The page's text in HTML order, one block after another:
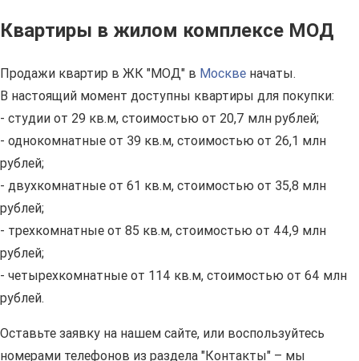
Квартиры в жилом комплексе МОД
Продажи квартир в ЖК "МОД" в Москве начаты.
В настоящий момент доступны квартиры для покупки:
- студии от 29 кв.м, стоимостью от 20,7 млн рублей;
- однокомнатные от 39 кв.м, стоимостью от 26,1 млн
рублей;
- двухкомнатные от 61 кв.м, стоимостью от 35,8 млн
рублей;
- трехкомнатные от 85 кв.м, стоимостью от 44,9 млн
рублей;
- четырехкомнатные от 114 кв.м, стоимостью от 64 млн
рублей.
Оставьте заявку на нашем сайте, или воспользуйтесь
номерами телефонов из раздела "Контакты" – мы